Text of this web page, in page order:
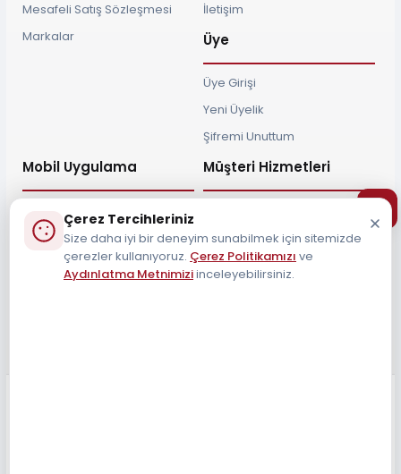
Mesafeli Satış Sözleşmesi
Markalar
İletişim
Üye
Üye Girişi
Yeni Üyelik
Şifremi Unuttum
Mobil Uygulama Müşteri Hizmetleri
Müşteri Destek Hattı
Çerez Tercihleriniz
Size daha iyi bir deneyim sunabilmek için sitemizde
çerezler kullanıyoruz. Çerez Politikamızı ve
Aydınlatma Metnimiziinceleyebilirsiniz.